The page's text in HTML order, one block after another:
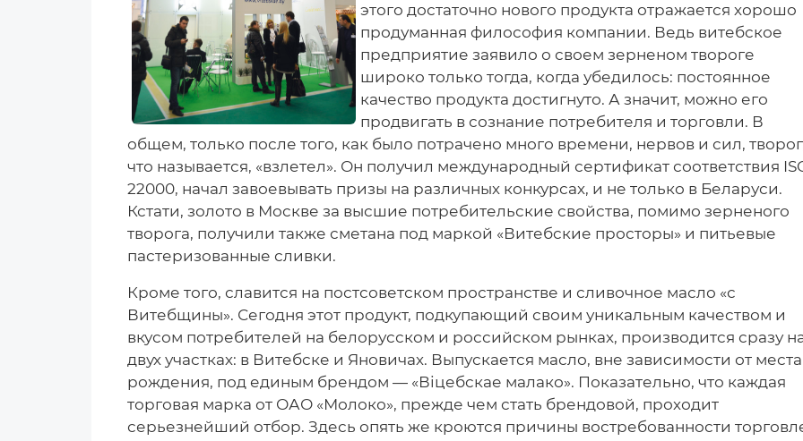
этого достаточно нового продукта отражается хорошо
продуманная философия компании. Ведь витебское
предприятие заявило о своем зерненом твороге
широко только тогда, когда убедилось: постоянное
качество продукта достигнуто. А значит, можно его
продвигать в сознание потребителя и торговли. В
общем, только после того, как было потрачено много времени, нервов и сил,
что называется, «взлетел». Он получил международный сертификат соответствия
22000, начал завоевывать призы на различных конкурсах, и не только в Беларуси.
Кстати, золото в Москве за высшие потребительские свойства, помимо зерненого
творога, получили также сметана под маркой «Витебские просторы» и питьевые
пастеризованные сливки.
Кроме того, славится на постсоветском пространстве и сливочное масло «с
Витебщины». Сегодня этот продукт, подкупающий своим уникальным качеством и
вкусом потребителей на белорусском и российском рынках, производится сразу
двух участках: в Витебске и Яновичах. Выпускается масло, вне зависимости от места
рождения, под единым брендом — «Віцебскае малако». Показательно, что каждая
торговая марка от ОАО «Молоко», прежде чем стать брендовой, проходит
серьезнейший отбор. Здесь опять же кроются причины востребованности